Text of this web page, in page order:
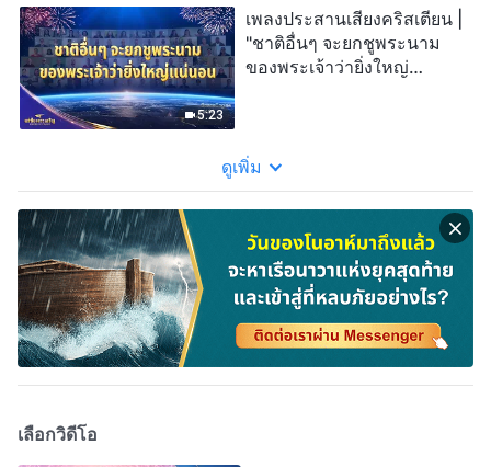
5:23
เพลงประสานเสียงคริสเตียน |
"ชาติอื่นๆ จะยกชูพระนาม
ของพระเจ้าว่ายิ่งใหญ่
ดูเพิ่ม
เลือกวิดีโอ